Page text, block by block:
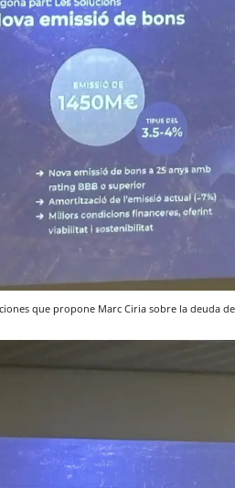
que propone Marc Ciria sobre la deuda